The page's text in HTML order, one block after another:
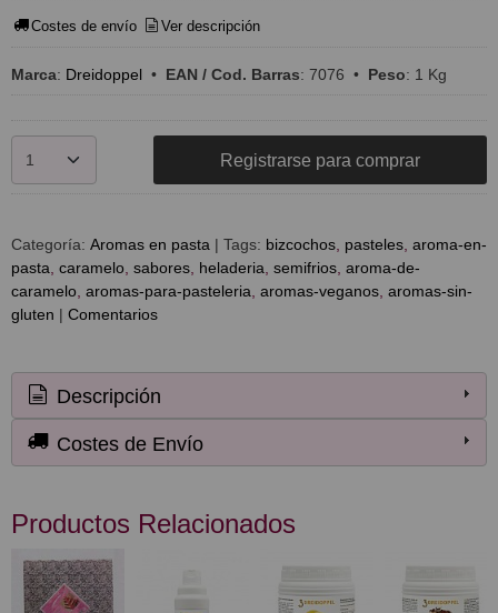
Costes de envío Ver descripción
Marca: Dreidoppel • EAN / Cod. Barras: 7076 • Peso: 1 Kg
Registrarse para comprar
Categoría: Aromas en pasta | Tags: bizcochos pasteles aroma-en-
pasta caramelo sabores heladeria semifrios aroma-de-
caramelo aromas-para-pasteleria aromas-veganos aromas-sin-
gluten | Comentarios
Descripción
Costes de Envío
Productos Relacionados